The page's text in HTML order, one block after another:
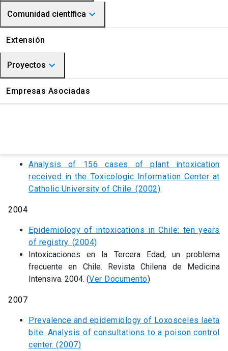
Misión Visión
Historia
Descripción
CITUC Toxicológico
CITUC Químico
CITUC Farmacovigilancia
Comunidad científica keyboard_arrow_down
Artículos científicos
Extensión
Proyectos keyboard_arrow_down
Medioambiente
Empresas Asociadas
1995
(1995)
2000
Analysis of 156 cases of plant intoxication
received in the Toxicologic Information Center at
Catholic University of Chile. (2002)
2004
Epidemiology of intoxications in Chile: ten years
of registry. (2004)
Intoxicaciones en la Tercera Edad, un problema
frecuente en Chile. Revista Chilena de Medicina
Intensiva. 2004. (Ver Documento)
2007
Prevalence and epidemiology of Loxosceles laeta
bite. Analysis of consultations to a poison control
center. (2007)